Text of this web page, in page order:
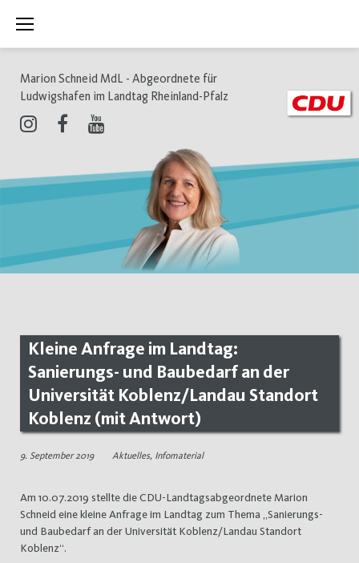
Inhalt
Marion Schneid MdL - Abgeordnete für
Ludwigshafen im Landtag Rheinland-Pfalz
Kleine Anfrage im Landtag:
Sanierungs- und Baubedarf an der
Universität Koblenz/Landau Standort
Koblenz (mit Antwort)
9. September 2019 Aktuelles, Infomaterial
Am 10.07.2019 stellte die CDU-Landtagsabgeordnete Marion
Schneid eine kleine Anfrage im Landtag zum Thema „Sanierungs-
und Baubedarf an der Universität Koblenz/Landau Standort
Koblenz“.